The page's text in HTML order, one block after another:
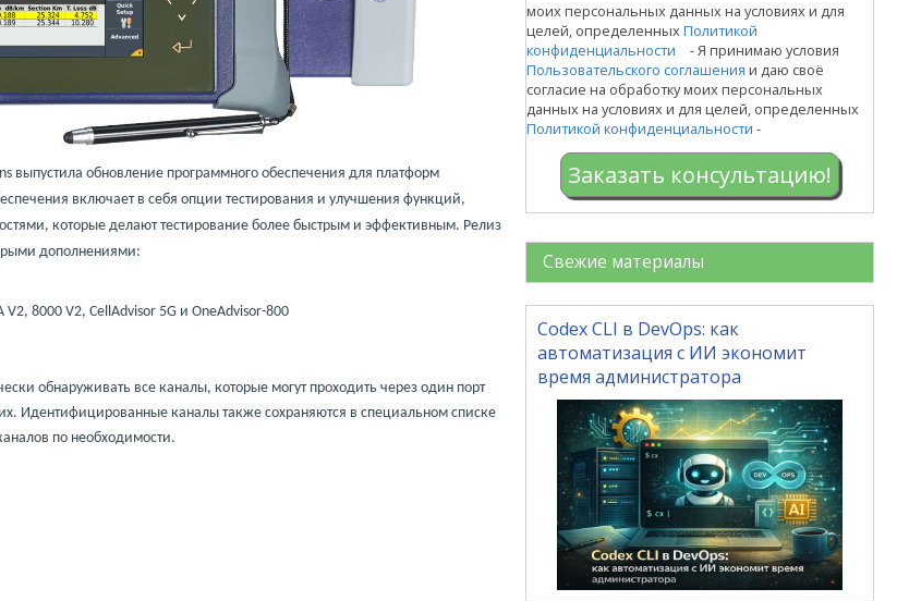
выпустила обновление программного обеспечения для платформ
включает в себя опции тестирования и улучшения функций,
которые делают тестирование более быстрым и эффективным. Релиз
дополнениями:
8000 V2, CellAdvisor 5G и OneAdvisor-800
обнаруживать все каналы, которые могут проходить через один порт
Идентифицированные каналы также сохраняются в специальном списке
по необходимости.
моих персональных данных на условиях и для
целей, определенныхПолитикой
конфиденциальности
- Я принимаю условия
Пользовательского соглашения и даю своё
согласие на обработку моих персональных
данных на условиях и для целей, определенных
Политикой конфиденциальности -
Заказать консультацию!
Свежие материалы
Codex CLI в DevOps: как
автоматизация с ИИ экономит
время администратора